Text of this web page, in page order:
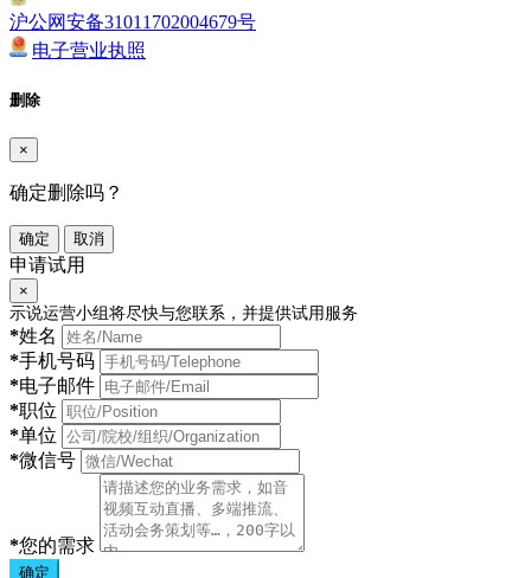
沪公网安备31011702004679号
电子营业执照
删除
×
确定删除吗？
确定 取消
申请试用
×
示说运营小组将尽快与您联系，并提供试用服务
*姓名
*手机号码
*电子邮件
*职位
*单位
*微信号
*您的需求
确定